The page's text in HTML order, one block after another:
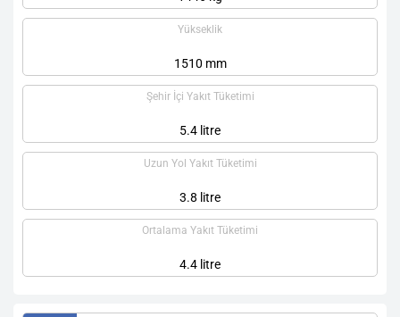
Yükseklik
1510 mm
Şehir İçi Yakıt Tüketimi
5.4 litre
Uzun Yol Yakıt Tüketimi
3.8 litre
Ortalama Yakıt Tüketimi
4.4 litre